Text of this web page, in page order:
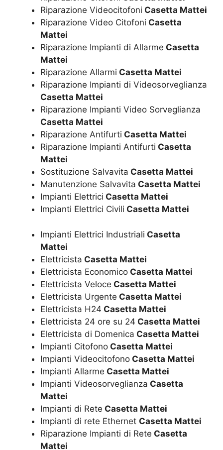
Riparazione Videocitofoni Casetta Mattei
Riparazione Video Citofoni Casetta
Mattei
Riparazione Impianti di Allarme Casetta
Mattei
Riparazione Allarmi Casetta Mattei
Riparazione Impianti di Videosorveglianza
Casetta Mattei
Riparazione Impianti Video Sorveglianza
Casetta Mattei
Riparazione Antifurti Casetta Mattei
Riparazione Impianti Antifurti Casetta
Mattei
Sostituzione Salvavita Casetta Mattei
Manutenzione Salvavita Casetta Mattei
Impianti Elettrici Casetta Mattei
Impianti Elettrici Civili Casetta Mattei
Impianti Elettrici Industriali Casetta
Mattei
Elettricista Casetta Mattei
Elettricista Economico Casetta Mattei
Elettricista Veloce Casetta Mattei
Elettricista Urgente Casetta Mattei
Elettricista H24 Casetta Mattei
Elettricista 24 ore su 24 Casetta Mattei
Elettricista di Domenica Casetta Mattei
Impianti Citofono Casetta Mattei
Impianti Videocitofono Casetta Mattei
Impianti Allarme Casetta Mattei
Impianti Videosorveglianza Casetta
Mattei
Impianti di Rete Casetta Mattei
Impianti di rete Ethernet Casetta Mattei
Riparazione Impianti di Rete Casetta
Mattei